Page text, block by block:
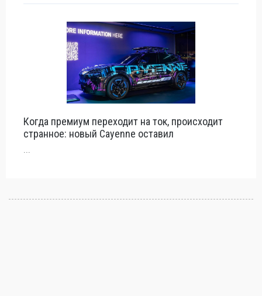
Когда премиум переходит на ток, происходит
странное: новый Cayenne оставил
...